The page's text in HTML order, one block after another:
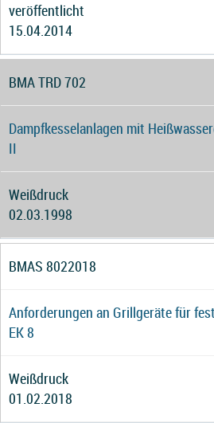
veröffentlicht
15.04.2014
BMA TRD 702
Dampfkesselanlagen mit
II
Weißdruck
02.03.1998
BMAS 8022018
Anforderungen an Grillgeräte für
EK 8
Weißdruck
01.02.2018